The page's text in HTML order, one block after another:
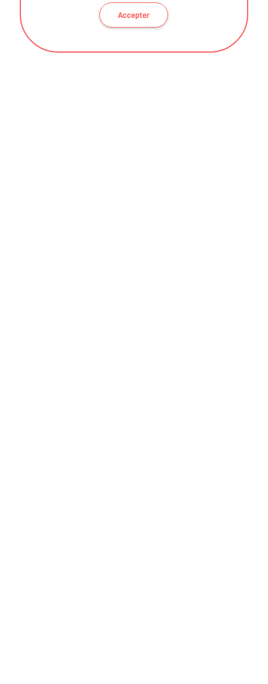
Accepter
Pays de Loire. Le club propose des activités
physiques adaptées pour des personnes ayant eu
ou non des antécédents cardiaques